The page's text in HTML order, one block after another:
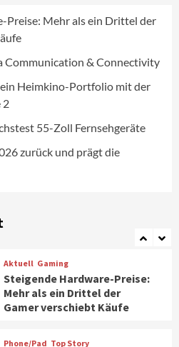
Preise: Mehr als ein Drittel der
Communication & Connectivity
Heimkino-Portfolio mit der
2
55-Zoll Fernsehgeräte
zurück und prägt die
Wirtschaft
NIQ kehrt zur IFA 2026 zurück
Branchendebatte
Aktuell
in strategisch wichtigen
Märkten aus
Ventilatoren
Aktuell Gaming
Steigende Hardware-Preise:
Mehr als ein Drittel der
Gamer verschiebt Käufe
Phone/Pad Top Story